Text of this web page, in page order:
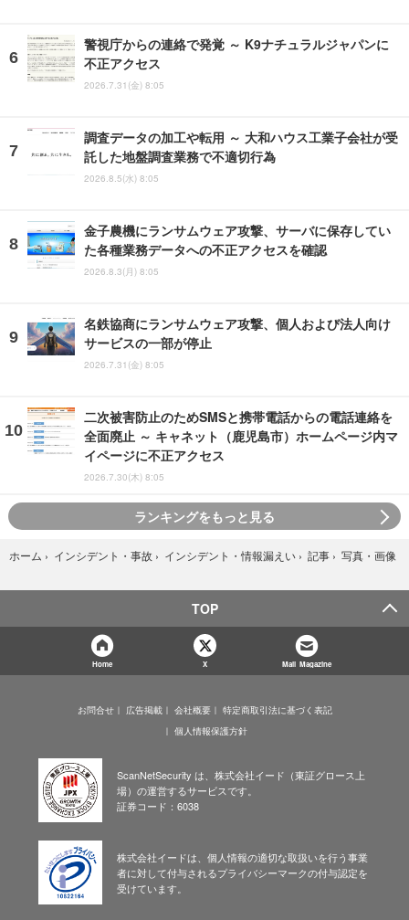
警視庁からの連絡で発覚 ～ K9ナチュラルジャパンに
不正アクセス
2026.7.31(金) 8:05
調査データの加工や転用 ～ 大和ハウス工業子会社が受
託した地盤調査業務で不適切行為
2026.8.5(水) 8:05
金子農機にランサムウェア攻撃、サーバに保存してい
た各種業務データへの不正アクセスを確認
2026.8.3(月) 8:05
名鉄協商にランサムウェア攻撃、個人および法人向け
サービスの一部が停止
2026.7.31(金) 8:05
二次被害防止のためSMSと携帯電話からの電話連絡を
全面廃止 ～ キャネット（鹿児島市）ホームページ内マ
イページに不正アクセス
2026.7.30(木) 8:05
ランキングをもっと見る
ホーム › インシデント・事故 › インシデント・情報漏えい › 記事 › 写真・画像
TOP
Home X Mail Magazine
お問合せ 広告掲載 会社概要
特定商取引法に基づく表記
個人情報保護方針
ScanNetSecurity は、株式会社イード（東証グロース上
場）の運営するサービスです。
証券コード：6038
株式会社イードは、個人情報の適切な取扱いを行う事業
者に対して付与されるプライバシーマークの付与認定を
受けています。